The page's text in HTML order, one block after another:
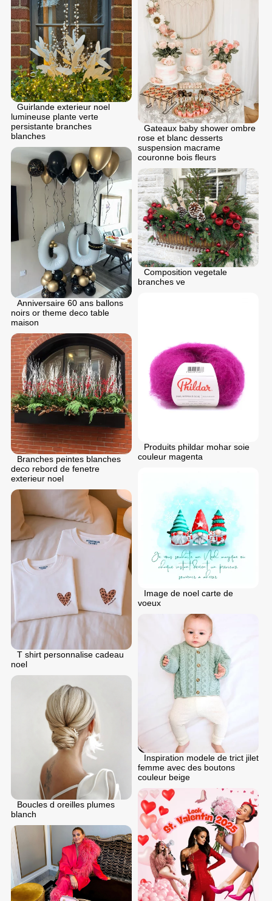
Gateaux baby shower ombre
rose et blanc desserts
suspension macrame
couronne bois fleurs
Guirlande exterieur noel
lumineuse plante verte
persistante branches
blanches
Anniversaire 60 ans ballons
noirs or theme deco table
maison
Composition vegetale
branches ve
Produits phildar mohar soie
couleur magenta
Branches peintes blanches
deco rebord de fenetre
exterieur noel
Image de noel carte de
voeux
T shirt personnalise cadeau
noel
Inspiration modele de trict jilet
femme avec des boutons
couleur beige
Boucles d oreilles plumes
blanch